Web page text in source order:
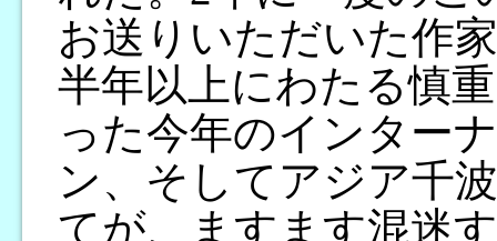
お送りいただいた作
半年以上にわたる慎
った今年のインター
ン、そしてアジア千
てが、ますます混迷